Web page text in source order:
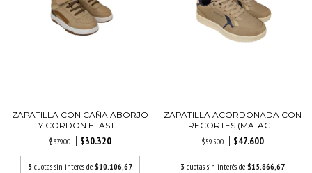
ZAPATILLA CON CAÑA ABORJO
Y CORDON ELAST...
$37.900
$30.320
3 cuotas sin interés de $10.106,67
ZAPATILLA ACORDONADA CON
RECORTES (MA-AG...
$59.500
$47.600
3 cuotas sin interés de $15.866,67